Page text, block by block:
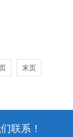
末页
联系！